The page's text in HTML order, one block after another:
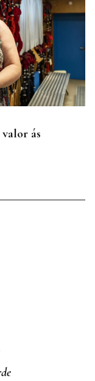
ás
8 de